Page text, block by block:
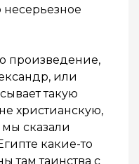
произведение,
или
такую
христианскую,
мы сказали
какие-то
там таинства с